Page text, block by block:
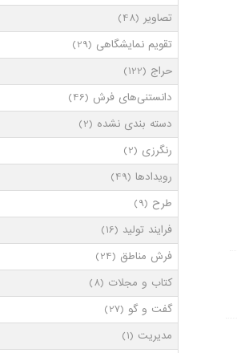
تصاویر (48)
تقویم نمایشگاهی (29)
حراج (122)
دانستنی‌های فرش (46)
دسته بندی نشده (2)
رنگرزی (2)
رویدادها(49)
طرح (9)
فرایند تولید (16)
فرش مناطق (24)
کتاب و مجلات (8)
گفت و گو (27)
مدیریت (1)